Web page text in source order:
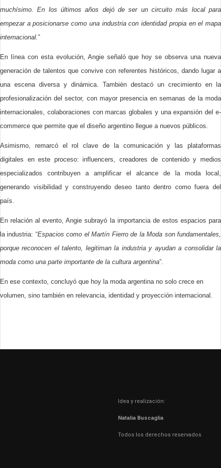
muchísimo. En los últimos años dejó de ser un circuito más local para
empezar a posicionarse como una industria con identidad propia en el mapa
internacional.”
En línea con esta evolución, Angie señaló que hoy se observa una nueva
generación de talentos que convive con referentes históricos, dando lugar a
una escena diversa y dinámica. También destacó un crecimiento en la
profesionalización del sector, con mayor presencia en semanas de la moda
internacionales, colaboraciones con marcas globales y una expansión del e-
commerce que permite que el diseño argentino llegue a nuevos públicos.
Asimismo, remarcó el rol clave de la comunicación y las plataformas
digitales en este proceso: influencers, creadores de contenido y medios
especializados contribuyen a amplificar el alcance de la moda local,
generando visibilidad y construyendo deseo tanto dentro como fuera del
país.
En relación al evento, Angie subrayó la importancia de estos espacios para
la industria: “Espacios como el Martín Fierro de la Moda son fundamentales,
porque reconocen el talento, legitiman la industria y ayudan a consolidar la
moda como una parte importante de la cultura argentina”.
En ese contexto, concluyó que hoy la moda argentina no solo crece en
volumen, sino también en relevancia, identidad y proyección internacional.
Idea y realización:
Natalia Buscaglia
Todos los derechos reservados